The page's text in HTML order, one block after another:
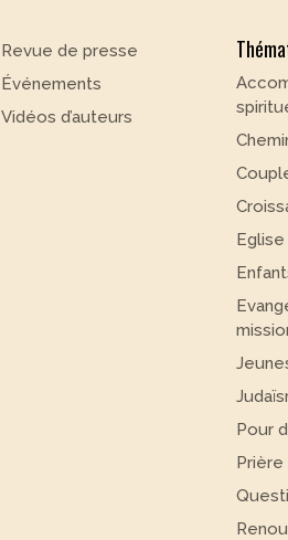
Revue de presse
Événements
Vidéos d’auteurs
Pour